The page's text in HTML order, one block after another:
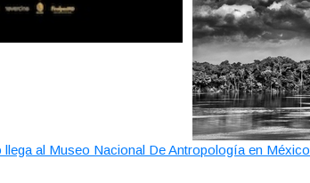
al Museo Nacional De Antropología en México